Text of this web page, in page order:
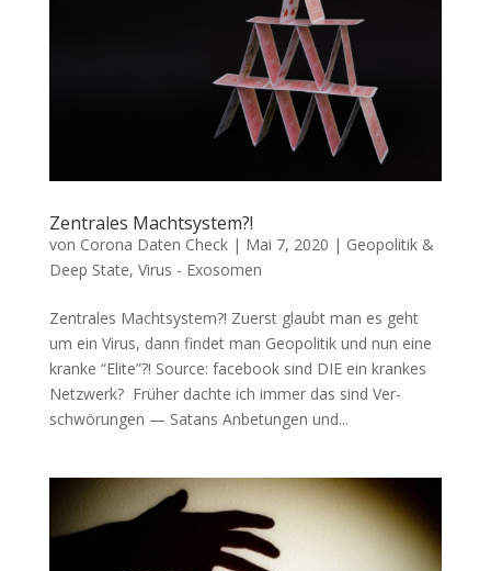
Zentrales Machtsystem?!
von Corona Daten Check| Mai 7, 2020 | Geopolitik &
Deep State, Virus - Exosomen
Zentrales Machtsystem?! Zuerst glaubt man es geht
um ein Virus, dann fin­det man Geo­po­li­tik und nun eine
kran­ke “Eli­te”?! Source: face­book sind DIE ein kran­kes
Netzwerk? Frü­her dach­te ich immer das sind Ver­
schwö­run­gen — Satans Anbe­tun­gen und...